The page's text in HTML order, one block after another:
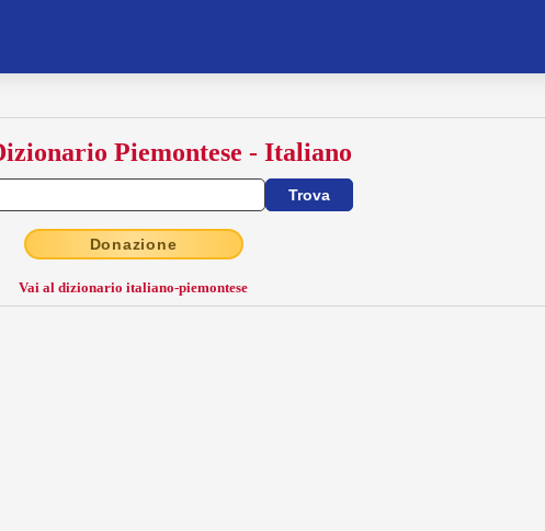
Piemontese - Italiano
Donazione
Vai al dizionario italiano-piemontese